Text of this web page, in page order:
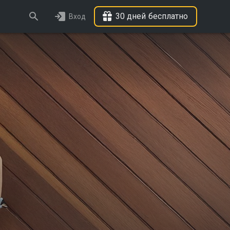
Вход 30 дней бесплатно